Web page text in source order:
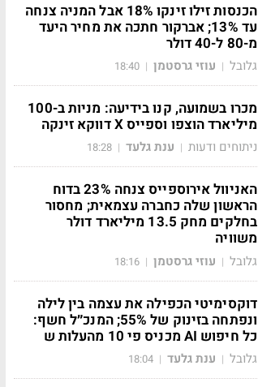
הכנסות זילו זינקו 18% אבל המניה צנחה
עד 13%; אברקור חתכה את מחיר היעד
מ-80 ל-40 דולר
גלובל | עוזי גרסטמן |
18:40
מכרו בשמועה, קנו בידיעה: מניות ב-100
מיליארד הוצפו וספייס X דווקא זינקה
ניתוחים ודעות | ענת גלעד |
18:28
האניוול אירוספייס צנחה 23% בדוח
הראשון שלה כחברה עצמאית; מחסור
בחלקים מחק 13.5 מיליארד דולר
משוויה
גלובל | עוזי גרסטמן |
18:16
דוקסימיטי הכפילה את עצמה בין לילה
ונפתחה בזינוק של 55%; המנכ״ל חשף:
כל חיפוש AI מכניס פי 10 מהעלות ש
גלובל | ענת גלעד |
18:04